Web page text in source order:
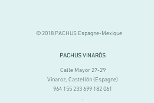
© 2018 PACHUS Espagne-Mexique
PACHUS VINARÒS
.
Calle Mayor 27-29
Vinaroz, Castellón (Espagne)
964 155 233 699 182 061
.